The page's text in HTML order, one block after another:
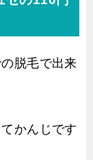
脱毛で出来
かんじです